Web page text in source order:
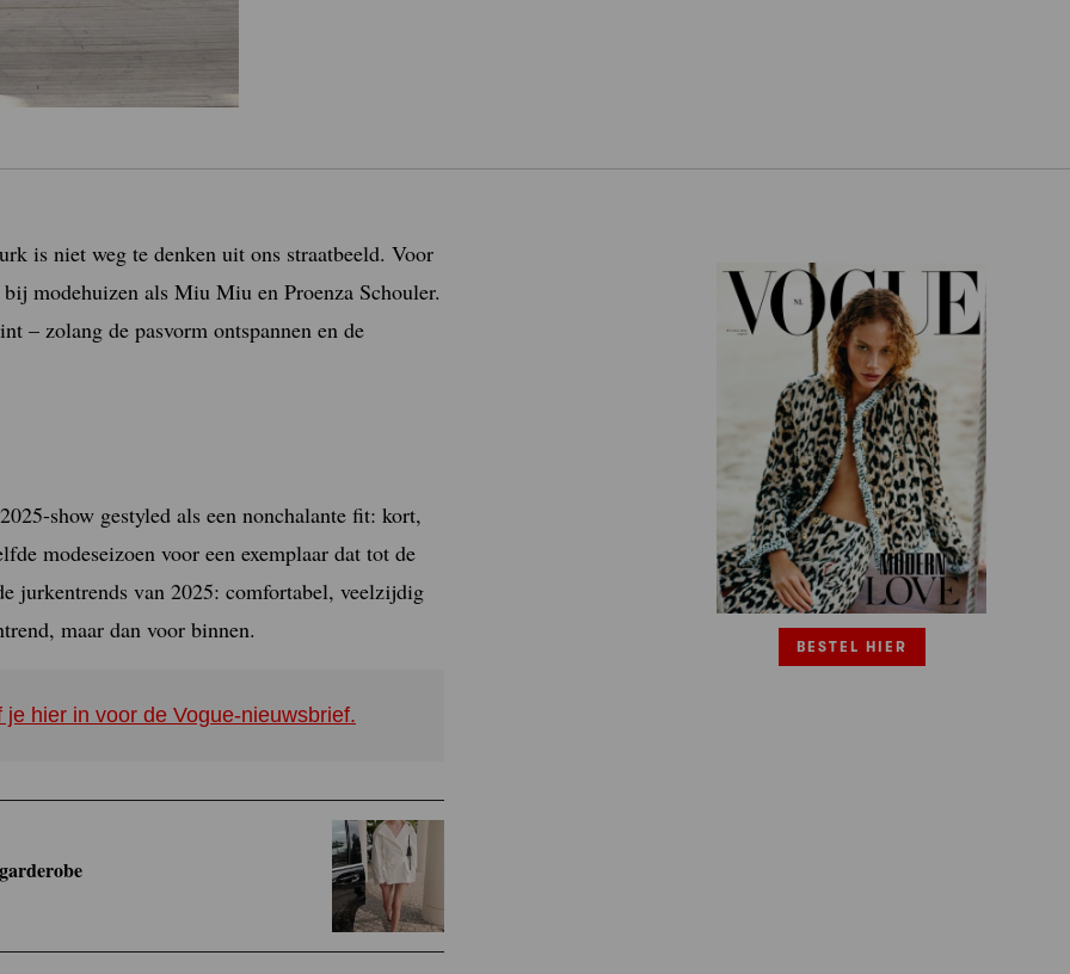
is niet weg te denken uit ons straatbeeld. Voor
modehuizen als Miu Miu en Proenza Schouler.
– zolang de pasvorm ontspannen en de
show gestyled als een nonchalante fit: kort,
modeseizoen voor een exemplaar dat tot de
jurkentrends van 2025: comfortabel, veelzijdig
maar dan voor binnen.
hier in voor de Vogue-nieuwsbrief.
BESTEL HIER